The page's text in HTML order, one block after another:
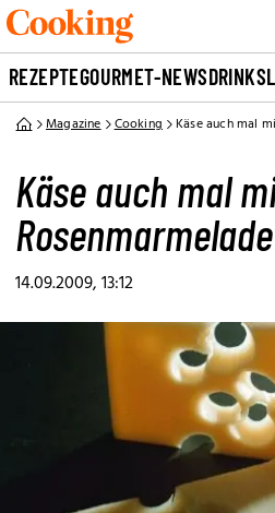
REZEPTEGOURMET-NEWSDRINKS
Magazine Cooking Käse auch mal
Käse auch mal
14.09.2009, 13:12